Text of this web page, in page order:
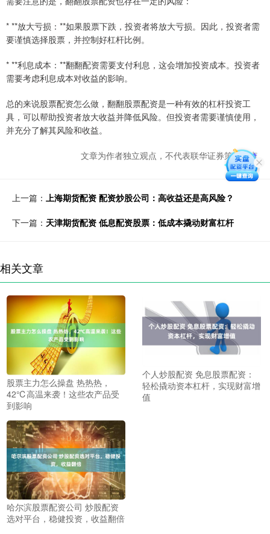
* **放大亏损：**如果股票下跌，投资者将放大亏损。因此，投资者需
要谨慎选择股票，并控制好杠杆比例。
* **利息成本：**翻翻配资需要支付利息，这会增加投资成本。投资者
需要考虑利息成本对收益的影响。
总的来说股票配资怎么做，翻翻股票配资是一种有效的杠杆投资工
具，可以帮助投资者放大收益并降低风险。但投资者需要谨慎使用，
并充分了解其风险和收益。
文章为作者独立观点，不代表联华证券策略观点
上一篇： 上海期货配资 配资炒股公司：高收益还是高风险？
下一篇： 天津期货配资 低息配资股票：低成本撬动财富杠杆
相关文章
股票主力怎么操盘 热热热，
42℃高温来袭！这些农产品受
到影响
个人炒股配资 免息股票配资：
轻松撬动资本杠杆，实现财富增
值
哈尔滨股票配资公司 炒股配资
选对平台，稳健投资，收益翻倍